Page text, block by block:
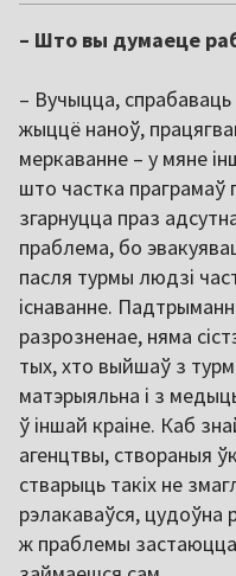
– Што вы думаеце
– Вучыцца,
жыццё наноў,
меркаванне – у мяне
што частка праграмаў
згарнуцца праз
праблема, бо
пасля турмы людзі
існаванне.
разрозненае, няма
тых, хто выйшаў з
матэрыяльна і з
ў іншай краіне. Каб
агенцтвы, створаныя
стварыць такіх не
рэлакаваўся, цудоўна
ж праблемы